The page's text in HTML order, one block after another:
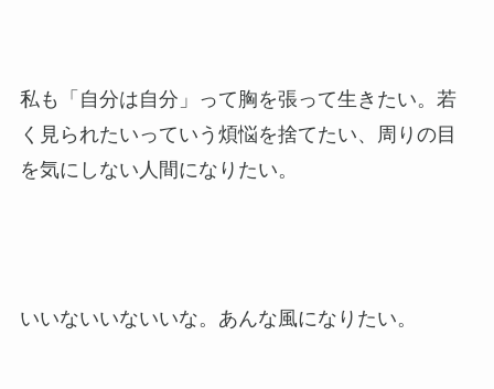
私も「自分は自分」って胸を張って生きたい。若
く見られたいっていう煩悩を捨てたい、周りの目
を気にしない人間になりたい。
いいないいないいな。あんな風になりたい。